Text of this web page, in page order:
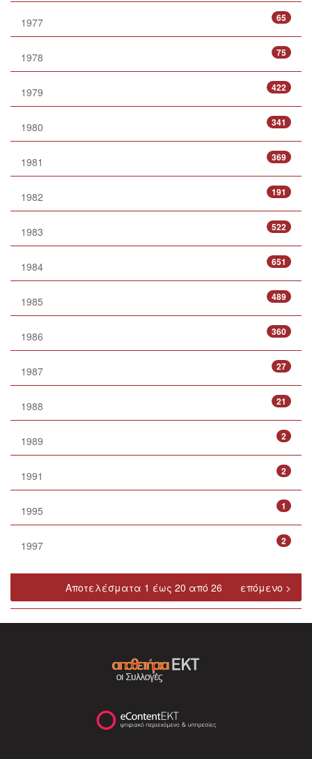
1977 65
1978 75
1979 422
1980 341
1981 369
1982 191
1983 522
1984 651
1985 489
1986 360
1987 27
1988 21
1989 2
1991 2
1995 1
1997 2
Αποτελέσματα 1 έως 20 από 26 επόμενο >